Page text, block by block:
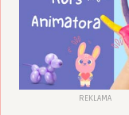
REKLAMA